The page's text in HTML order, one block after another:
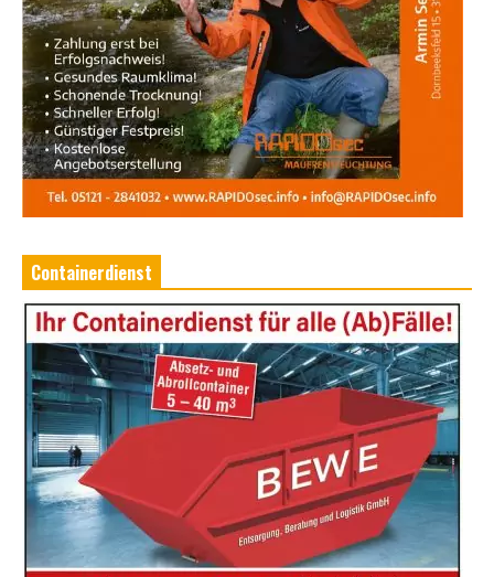
Containerdienst